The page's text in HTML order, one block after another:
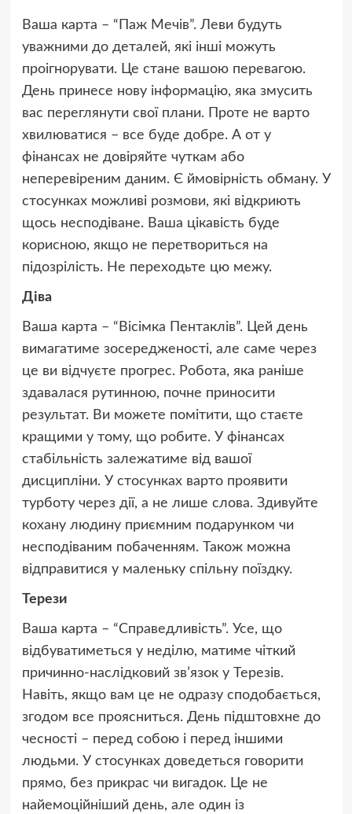
Ваша карта – “Паж Мечів”. Леви будуть
уважними до деталей, які інші можуть
проігнорувати. Це стане вашою перевагою.
День принесе нову інформацію, яка змусить
вас переглянути свої плани. Проте не варто
хвилюватися – все буде добре. А от у
фінансах не довіряйте чуткам або
неперевіреним даним. Є ймовірність обману. У
стосунках можливі розмови, які відкриють
щось несподіване. Ваша цікавість буде
корисною, якщо не перетвориться на
підозрілість. Не переходьте цю межу.
Діва
Ваша карта – “Вісімка Пентаклів”. Цей день
вимагатиме зосередженості, але саме через
це ви відчуєте прогрес. Робота, яка раніше
здавалася рутинною, почне приносити
результат. Ви можете помітити, що стаєте
кращими у тому, що робите. У фінансах
стабільність залежатиме від вашої
дисципліни. У стосунках варто проявити
турботу через дії, а не лише слова. Здивуйте
кохану людину приємним подарунком чи
несподіваним побаченням. Також можна
відправитися у маленьку спільну поїздку.
Терези
Ваша карта – “Справедливість”. Усе, що
відбуватиметься у неділю, матиме чіткий
причинно-наслідковий зв’язок у Терезів.
Навіть, якщо вам це не одразу сподобається,
згодом все проясниться. День підштовхне до
чесності – перед собою і перед іншими
людьми. У стосунках доведеться говорити
прямо, без прикрас чи вигадок. Це не
найемоційніший день, але один із